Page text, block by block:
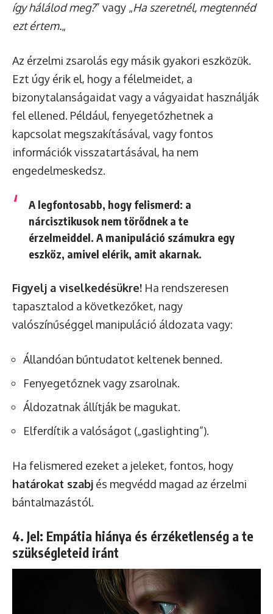
így hálálod meg?” vagy „Ha szeretnél, megtennéd
ezt értem.„
Az érzelmi zsarolás egy másik gyakori eszközük.
Ezt úgy érik el, hogy a félelmeidet, a
bizonytalanságaidat vagy a vágyaidat használják
fel ellened. Például, fenyegetőzhetnek a
kapcsolat megszakításával, vagy fontos
információk visszatartásával, ha nem
engedelmeskedsz.
A legfontosabb, hogy felismerd: a
nárcisztikusok nem törődnek a te
érzelmeiddel. A manipuláció számukra egy
eszköz, amivel elérik, amit akarnak.
Figyelj a viselkedésükre! Ha rendszeresen
tapasztalod a következőket, nagy
valószínűséggel manipuláció áldozata vagy:
Állandóan bűntudatot keltenek benned.
Fenyegetőznek vagy zsarolnak.
Áldozatnak állítják be magukat.
Elferdítik a valóságot („gaslighting”).
Ha felismered ezeket a jeleket, fontos, hogy
határokat szabj és megvédd magad az érzelmi
bántalmazástól.
4. Jel: Empátia hiánya és érzéketlenség a te
szükségleteid iránt